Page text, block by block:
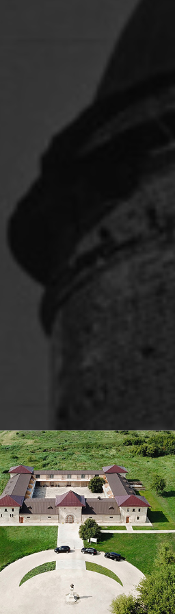
Главная — Об усадьбе